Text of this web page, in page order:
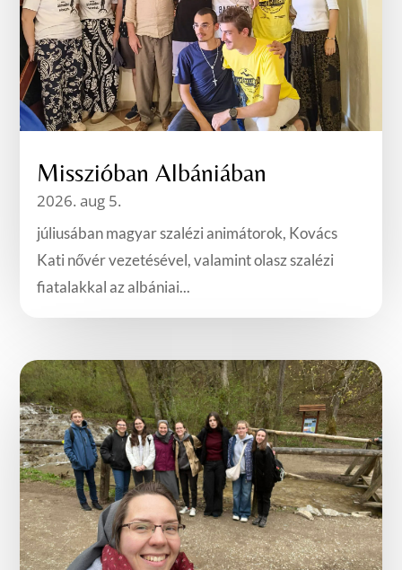
Misszióban Albániában
2026. aug 5.
júliusában magyar szalézi animátorok, Kovács
Kati nővér vezetésével, valamint olasz szalézi
fiatalakkal az albániai...